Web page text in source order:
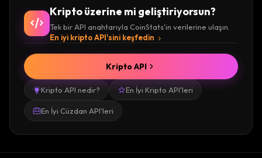
Kripto üzerine mi geliştiriyorsun?
Tek bir API anahtarıyla CoinStats'in verilerine ulaşın.
En iyi kripto API'sini keşfedin
Kripto API nedir? En İyi Kripto API'leri
En İyi Cüzdan API'leri
Kripto API